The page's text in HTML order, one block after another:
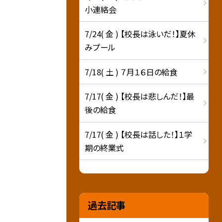
小連絡会
7/24( 金 ) 【校長は泳いだ！】夏休
みプール
7/18( 土 ) ７月１６日の給食
7/17( 金 ) 【校長は悲しんだ！】最
後の給食
7/17( 金 ) 【校長は話した！】１学
期の終業式
過去記事